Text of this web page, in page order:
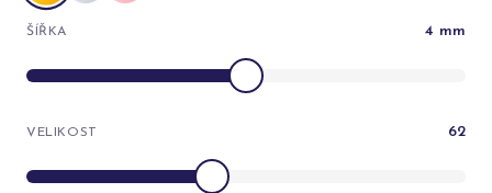
ŠÍŘKA 4 mm
VELIKOST 62